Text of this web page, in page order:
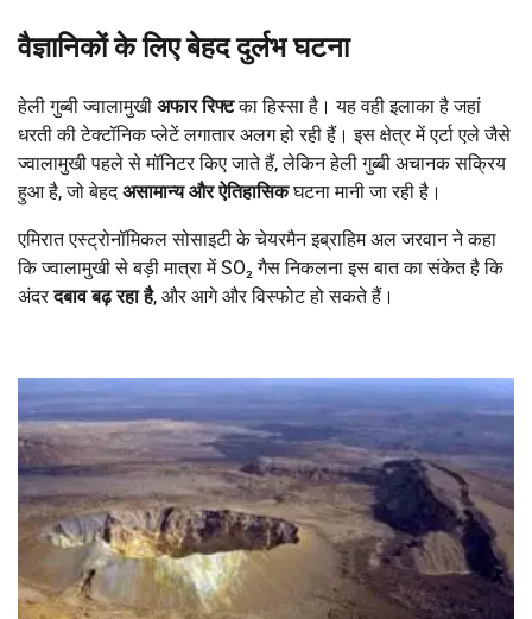
वैज्ञानिकों के लिए बेहद दुर्लभ घटना
हेली गुब्बी ज्वालामुखी अफार रिफ्टका हिस्सा है। यह वही इलाका है जहां
धरती की टेक्टॉनिक प्लेटें लगातार अलग हो रही हैं। इस क्षेत्र में एर्टा एले जैसे
ज्वालामुखी पहले से मॉनिटर किए जाते हैं, लेकिन हेली गुब्बी अचानक सक्रिय
हुआ है, जो बेहदअसामान्य और ऐतिहासिकघटना मानी जा रही है।
एमिरात एस्ट्रोनॉमिकल सोसाइटी के चेयरमैन इब्राहिम अल जरवान ने कहा
कि ज्वालामुखी से बड़ी मात्रा में SO₂ गैस निकलना इस बात का संकेत है कि
अंदरदबाव बढ़ रहा है, और आगे और विस्फोट हो सकते हैं।